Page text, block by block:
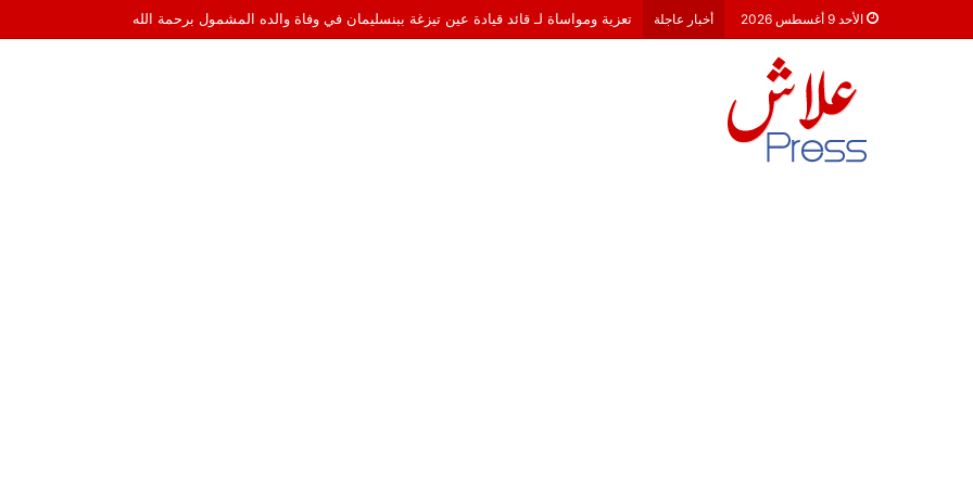
الأحد 9 أغسطس 2026 أخبار عاجلة تعزية ومواساة لـ قائد قيادة عين تيزغة ببنسليمان في وفاة والده المشمول برحمة الله